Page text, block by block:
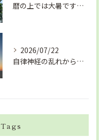
暦の上では大暑です！腰痛や肩こりから来る頭痛
2026/07/22
自律神経の乱れから生活習慣病、血液循環の滞り
Tags